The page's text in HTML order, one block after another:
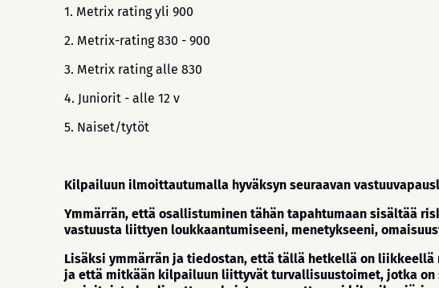
1. Metrix rating yli 900
2. Metrix-rating 830 - 900
3. Metrix rating alle 830
4. Juniorit - alle 12 v
5. Naiset/tytöt
Kilpailuun ilmoittautumalla hyväksyn seuraavan
Ymmärrän, että osallistuminen tähän tapahtumaan sisältää
vastuusta liittyen loukkaantumiseeni, menetykseeni,
Lisäksi ymmärrän ja tiedostan, että tällä hetkellä on
ja että mitkään kilpailuun liittyvät turvallisuustoimet, jotka on